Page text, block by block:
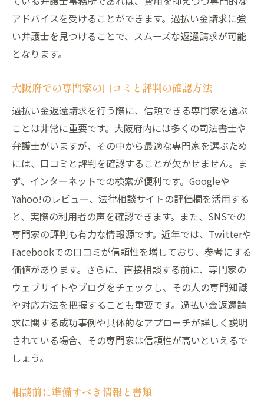
アドバイスを受けることができます。過払い金請求に強
い弁護士を見つけることで、スムーズな返還請求が可能
となります。
大阪府での専門家の口コミと評判の確認方法
過払い金返還請求を行う際に、信頼できる専門家を選ぶ
ことは非常に重要です。大阪府内には多くの司法書士や
弁護士がいますが、その中から最適な専門家を選ぶため
には、口コミと評判を確認することが欠かせません。ま
ず、インターネットでの検索が便利です。Googleや
Yahoo!のレビュー、法律相談サイトの評価欄を活用する
と、実際の利用者の声を確認できます。また、SNSでの
専門家の評判も有力な情報源です。近年では、Twitterや
Facebookでの口コミが信頼性を増しており、参考にする
価値があります。さらに、直接相談する前に、専門家の
ウェブサイトやブログをチェックし、その人の専門知識
や対応方法を把握することも重要です。過払い金返還請
求に関する成功事例や具体的なアプローチが詳しく説明
されている場合、その専門家は信頼性が高いといえるで
しょう。
相談前に準備すべき情報と書類